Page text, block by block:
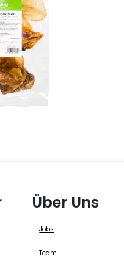
Über Uns
Jobs
Team